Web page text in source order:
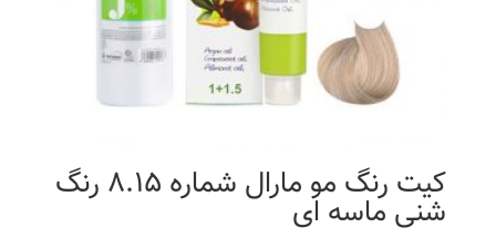
کیت رنگ مو مارال شماره 8.15 رنگ
شنی ماسه ای